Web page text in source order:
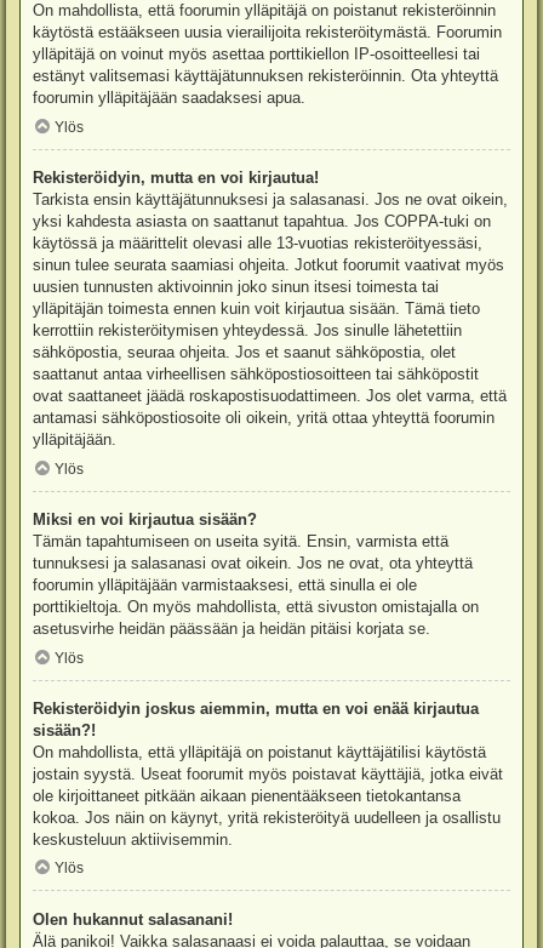
On mahdollista, että foorumin ylläpitäjä on poistanut rekisteröinnin
käytöstä estääkseen uusia vierailijoita rekisteröitymästä. Foorumin
ylläpitäjä on voinut myös asettaa porttikiellon IP-osoitteellesi tai
estänyt valitsemasi käyttäjätunnuksen rekisteröinnin. Ota yhteyttä
foorumin ylläpitäjään saadaksesi apua.
Ylös
Rekisteröidyin, mutta en voi kirjautua!
Tarkista ensin käyttäjätunnuksesi ja salasanasi. Jos ne ovat oikein,
yksi kahdesta asiasta on saattanut tapahtua. Jos COPPA-tuki on
käytössä ja määrittelit olevasi alle 13-vuotias rekisteröityessäsi,
sinun tulee seurata saamiasi ohjeita. Jotkut foorumit vaativat myös
uusien tunnusten aktivoinnin joko sinun itsesi toimesta tai
ylläpitäjän toimesta ennen kuin voit kirjautua sisään. Tämä tieto
kerrottiin rekisteröitymisen yhteydessä. Jos sinulle lähetettiin
sähköpostia, seuraa ohjeita. Jos et saanut sähköpostia, olet
saattanut antaa virheellisen sähköpostiosoitteen tai sähköpostit
ovat saattaneet jäädä roskapostisuodattimeen. Jos olet varma, että
antamasi sähköpostiosoite oli oikein, yritä ottaa yhteyttä foorumin
ylläpitäjään.
Ylös
Miksi en voi kirjautua sisään?
Tämän tapahtumiseen on useita syitä. Ensin, varmista että
tunnuksesi ja salasanasi ovat oikein. Jos ne ovat, ota yhteyttä
foorumin ylläpitäjään varmistaaksesi, että sinulla ei ole
porttikieltoja. On myös mahdollista, että sivuston omistajalla on
asetusvirhe heidän päässään ja heidän pitäisi korjata se.
Ylös
Rekisteröidyin joskus aiemmin, mutta en voi enää kirjautua
sisään?!
On mahdollista, että ylläpitäjä on poistanut käyttäjätilisi käytöstä
jostain syystä. Useat foorumit myös poistavat käyttäjiä, jotka eivät
ole kirjoittaneet pitkään aikaan pienentääkseen tietokantansa
kokoa. Jos näin on käynyt, yritä rekisteröityä uudelleen ja osallistu
keskusteluun aktiivisemmin.
Ylös
Olen hukannut salasanani!
Älä panikoi! Vaikka salasanaasi ei voida palauttaa, se voidaan